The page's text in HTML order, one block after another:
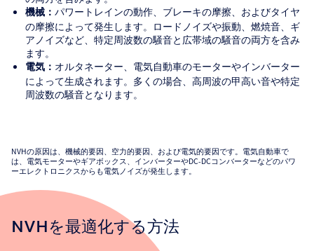
機械： パワートレインの動作、ブレーキの摩擦、およびタイヤ
の摩擦によって発生します。ロードノイズや振動、燃焼音、ギ
アノイズなど、特定周波数の騒音と広帯域の騒音の両方を含み
ます。
電気： オルタネーター、電気自動車のモーターやインバーター
によって生成されます。多くの場合、高周波の甲高い音や特定
周波数の騒音となります。
NVHの原因は、機械的要因、空力的要因、および電気的要因です。電気自動車で
は、電気モーターやギアボックス、インバーターやDC-DCコンバーターなどのパワ
ーエレクトロニクスからも電気ノイズが発生します。
NVHを最適化する方法